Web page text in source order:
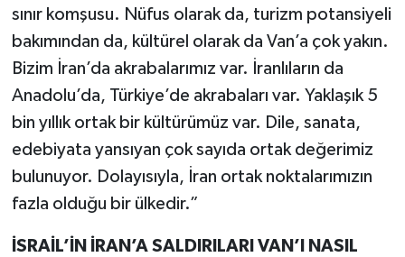
sınır komşusu. Nüfus olarak da, turizm potansiyeli
bakımından da, kültürel olarak da Van’a çok yakın.
Bizim İran’da akrabalarımız var. İranlıların da
Anadolu’da, Türkiye’de akrabaları var. Yaklaşık 5
bin yıllık ortak bir kültürümüz var. Dile, sanata,
edebiyata yansıyan çok sayıda ortak değerimiz
bulunuyor. Dolayısıyla, İran ortak noktalarımızın
fazla olduğu bir ülkedir.”
İSRAİL’İN İRAN’A SALDIRILARI VAN’I NASIL